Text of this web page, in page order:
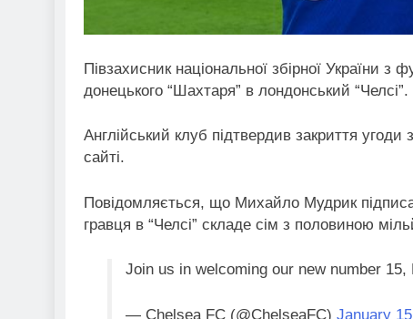
Півзахисник національної збірної України з
донецького “Шахтаря” в лондонський “Челсі”.
Англійський клуб підтвердив закриття угоди
сайті.
Повідомляється, що Михайло Мудрик
гравця в “Челсі” складе сім з половиною
Join us in welcoming our new number
— Chelsea FC (@ChelseaFC) January